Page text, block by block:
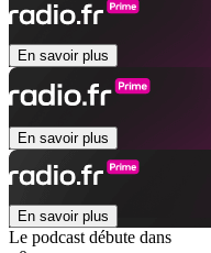
En savoir plus
En savoir plus
En savoir plus
Le podcast débute dans